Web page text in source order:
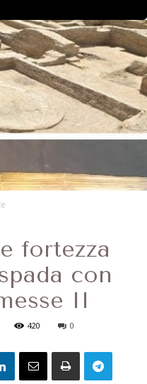
fortezza
con
II
420 0